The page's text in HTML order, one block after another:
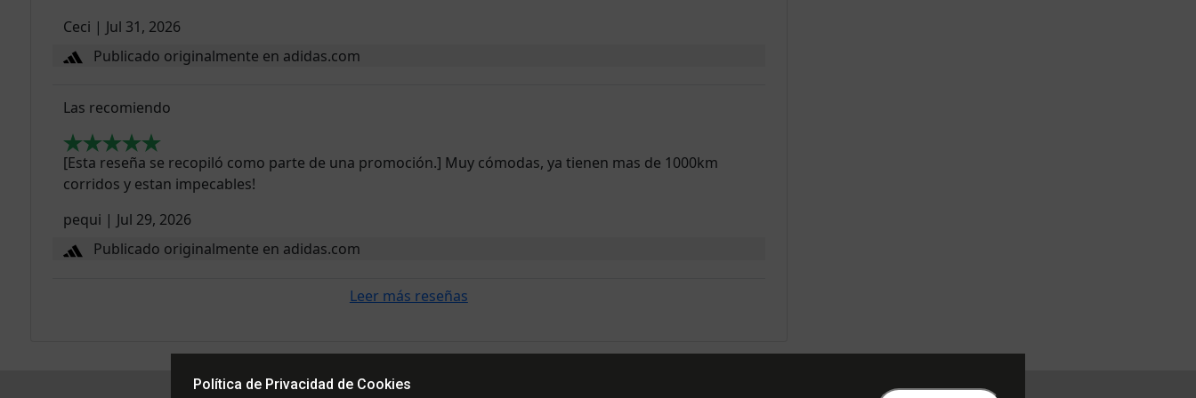
Ceci | Jul 31, 2026
Publicado originalmente en adidas.com
Las recomiendo
[Esta reseña se recopiló como parte de una promoción.] Muy cómodas, ya tienen mas de 1000km
corridos y estan impecables!
pequi | Jul 29, 2026
Publicado originalmente en adidas.com
Leer más reseñas
Política de Privacidad de Cookies